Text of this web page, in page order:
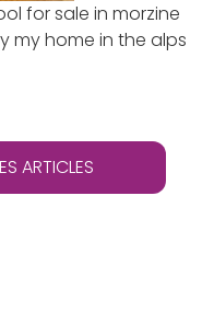
for sale in morzine
my home in the alps
ARTICLES